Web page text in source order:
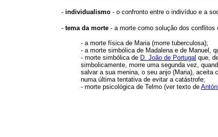
- individualismo - o confronto entre o indivíduo e a
- tema da morte - a morte como solução dos
- a morte física de Maria (morre tuberculosa);
- a morte simbólica de Madalena e de Manuel,
- morte simbólica de D. João de Portugal que,
simbolicamente, morre uma segunda vez,
salvar a sua menina, o seu anjo (Maria), aceita
numa última tentativa de evitar a catástrofe;
- morte psicológica de Telmo (ver texto de